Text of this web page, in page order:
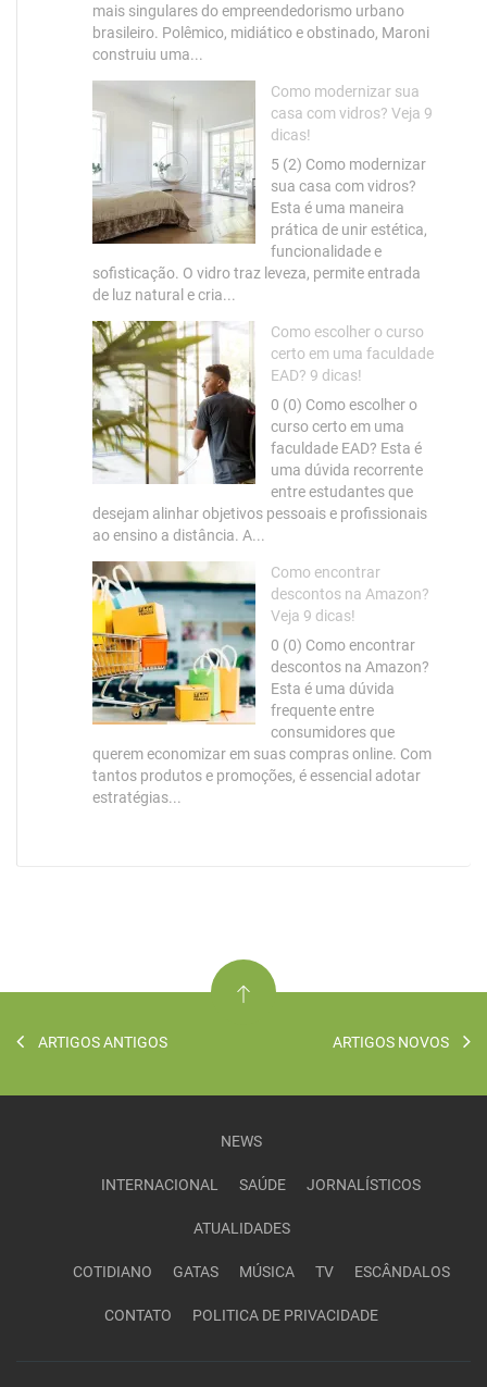
mais singulares do empreendedorismo urbano
brasileiro. Polêmico, midiático e obstinado, Maroni
construiu uma...
Como modernizar sua
casa com vidros? Veja 9
dicas!
5 (2) Como modernizar
sua casa com vidros?
Esta é uma maneira
prática de unir estética,
funcionalidade e
sofisticação. O vidro traz leveza, permite entrada
de luz natural e cria...
Como escolher o curso
certo em uma faculdade
EAD? 9 dicas!
0 (0) Como escolher o
curso certo em uma
faculdade EAD? Esta é
uma dúvida recorrente
entre estudantes que
desejam alinhar objetivos pessoais e profissionais
ao ensino a distância. A...
Como encontrar
descontos na Amazon?
Veja 9 dicas!
0 (0) Como encontrar
descontos na Amazon?
Esta é uma dúvida
frequente entre
consumidores que
querem economizar em suas compras online. Com
tantos produtos e promoções, é essencial adotar
estratégias...
ARTIGOS ANTIGOS ARTIGOS NOVOS
NEWS
INTERNACIONAL SAÚDE JORNALÍSTICOS
ATUALIDADES
COTIDIANO GATAS MÚSICA TV ESCÂNDALOS
CONTATO POLITICA DE PRIVACIDADE